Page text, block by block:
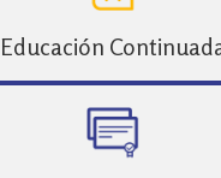
Educación